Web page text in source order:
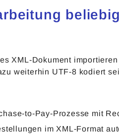
XML-Dokument
weiterhin UTF-8 kodiert
to-Pay-Prozesse mit
im XML-Format